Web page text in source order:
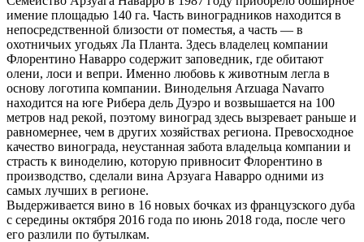
имение площадью 140 га. Часть виноградников находится в
непосредственной близости от поместья, а часть — в
охотничьих угодьях Ла Планта. Здесь владелец компании
Флорентино Наварро содержит заповедник, где обитают
олени, лоси и вепри. Именно любовь к животным легла в
основу логотипа компании. Винодельня Arzuaga Navarro
находится на юге Рибера дель Дуэро и возвышается на 100
метров над рекой, поэтому виноград здесь вызревает раньше и
равномернее, чем в других хозяйствах региона. Превосходное
качество винограда, неустанная забота владельца компании и
страсть к виноделию, которую привносит Флорентино в
производство, сделали вина Арзуага Наварро одними из
самых лучших в регионе.
Выдерживается вино в 16 новых бочках из французского дуба
с середины октября 2016 года по июнь 2018 года, после чего
его разлили по бутылкам.